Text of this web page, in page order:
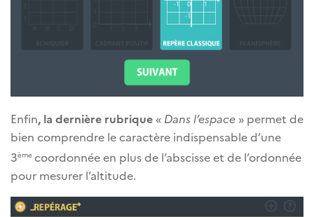
Enfin, la dernière rubrique « Dans l’espace » permet de
bien comprendre le caractère indispensable d’une
3ème coordonnée en plus de l’abscisse et de l’ordonnée
pour mesurer l’altitude.